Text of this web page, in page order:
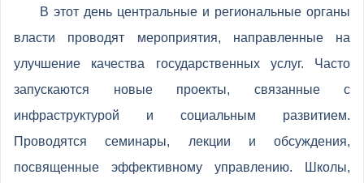
В этот день центральные и региональные органы
власти проводят мероприятия, направленные на
улучшение качества государственных услуг. Часто
запускаются новые проекты, связанные с
инфраструктурой и социальным развитием.
Проводятся семинары, лекции и обсуждения,
посвященные эффективному управлению. Школы,